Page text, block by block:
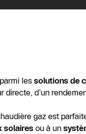
les solutions de
directe, d’un
gaz est
solairesou à un